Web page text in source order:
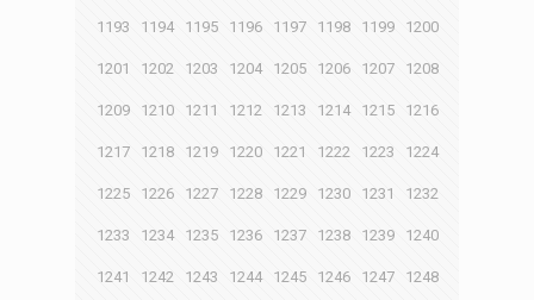
1193 1194 1195 1196 1197 1198 1199 1200
1201 1202 1203 1204 1205 1206 1207 1208
1209 1210 1211 1212 1213 1214 1215 1216
1217 1218 1219 1220 1221 1222 1223 1224
1225 1226 1227 1228 1229 1230 1231 1232
1233 1234 1235 1236 1237 1238 1239 1240
1241 1242 1243 1244 1245 1246 1247 1248